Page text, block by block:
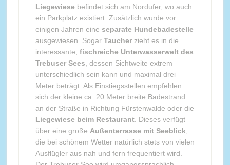
Liegewiese befindet sich am Nordufer, wo auch
ein Parkplatz existiert. Zusätzlich wurde vor
einigen Jahren eine separate Hundebadestelle
ausgewiesen. Sogar Taucherzieht es in die
interessante, fischreiche Unterwasserwelt des
Trebuser Sees , dessen Sichtweite extrem
unterschiedlich sein kann und maximal drei
Meter beträgt. Als Einstiegsstellen empfehlen
sich der kleine ca. 20 Meter breite Badestrand
an der Straße in Richtung Fürstenwalde oder die
Liegewiese beim Restaurant. Dieses verfügt
über eine große Außenterrasse mit Seeblick
die bei schönem Wetter natürlich stets von vielen
Ausflügler aus nah und fern frequentiert wird.